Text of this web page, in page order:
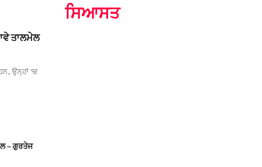
ਤਾਲਮੇਲ
ਉਨ੍ਹਾਂ ‘ਚ
– ਗੁਰਤੇਜ
ਸਿਆਸਤ